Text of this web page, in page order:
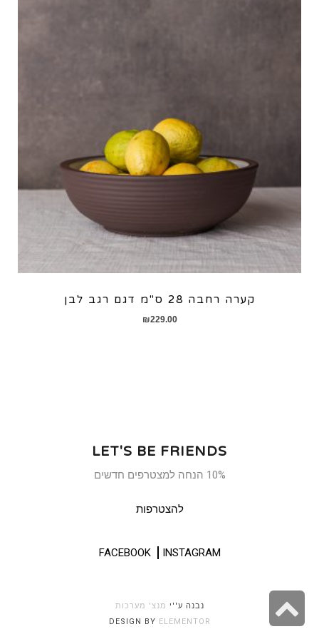
קערה רחבה 28 ס"מ דגם רגב לבן
₪229.00
LET'S BE FRIENDS
10% הנחה למצטרפים חדשים
להצטרפות
FACEBOOK INSTAGRAM
נבנה ע''י מנצ' מערכות
DESIGN BY ELEMENTOR
גלילה
לראש